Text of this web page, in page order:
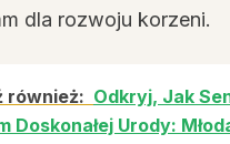
dla rozwoju korzeni.
również: Odkryj, Jak
Doskonałej Urody: